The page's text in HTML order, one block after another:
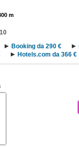
m
Booking da 290 €
Hotels.com da 366 €